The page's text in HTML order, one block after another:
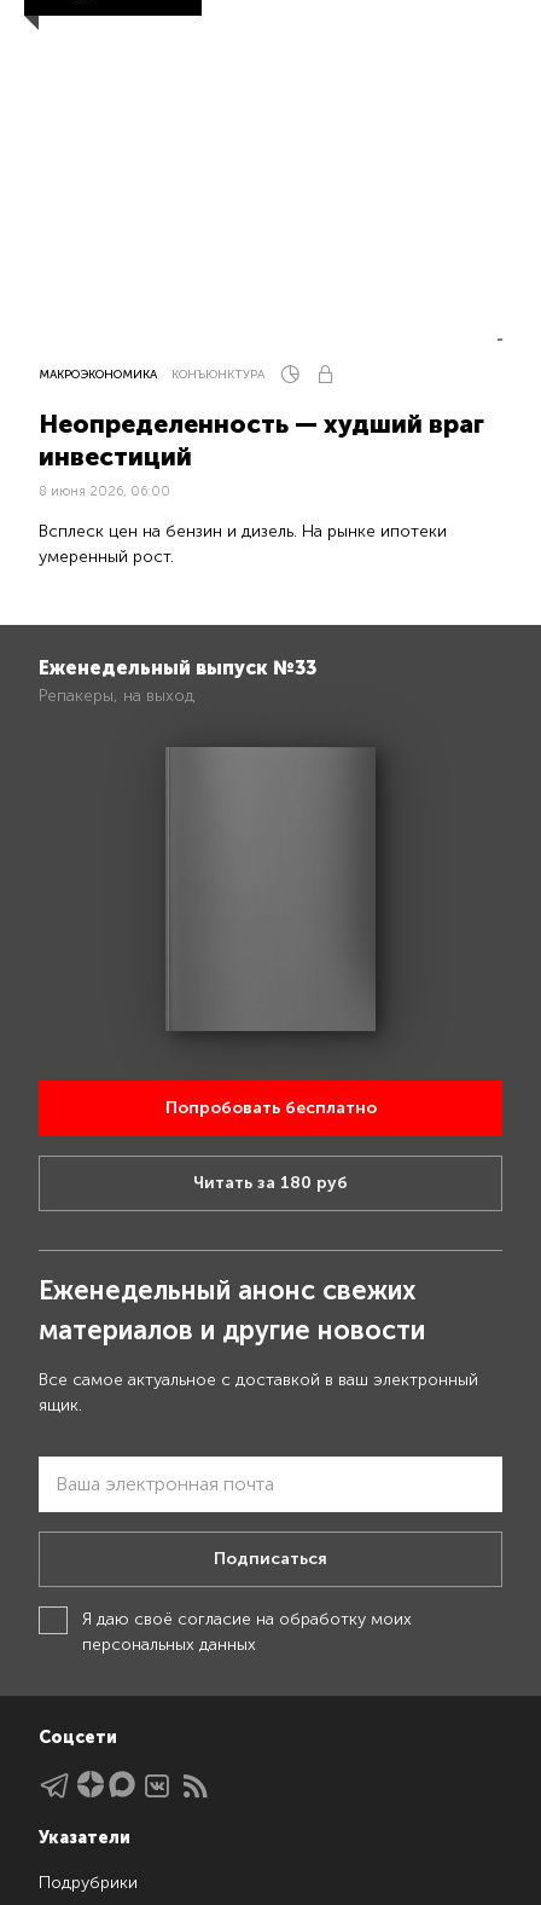
МАКРОЭКОНОМИКА КОНЪЮНКТУРА
Неопределенность — худший враг
инвестиций
8 июня 2026, 06:00
Всплеск цен на бензин и дизель. На рынке ипотеки
умеренный рост.
Еженедельный выпуск №33
Репакеры, на выход
Попробовать бесплатно
Читать за 180 руб
Еженедельный анонс свежих
материалов и другие новости
Все самое актуальное с доставкой в ваш электронный
ящик.
Подписаться
Я даю своё согласие на обработку моих
персональных данных
Соцсети
Указатели
Подрубрики